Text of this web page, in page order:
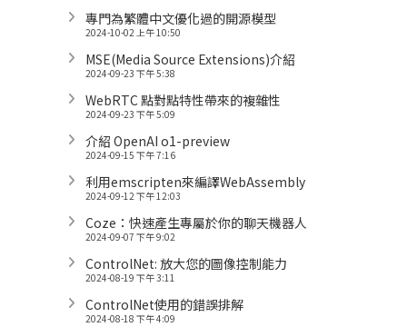
專門為繁體中文優化過的開源模型
2024-10-02 上午 10:50
MSE(Media Source Extensions)介紹
2024-09-23 下午 5:38
WebRTC 點對點特性帶來的複雜性
2024-09-23 下午 5:09
介紹 OpenAI o1-preview
2024-09-15 下午 7:16
利用emscripten來編譯WebAssembly
2024-09-12 下午 12:03
Coze：快速產生專屬於你的聊天機器人
2024-09-07 下午 9:02
ControlNet: 放大您的圖像控制能力
2024-08-19 下午 3:11
ControlNet使用的錯誤排解
2024-08-18 下午 4:09